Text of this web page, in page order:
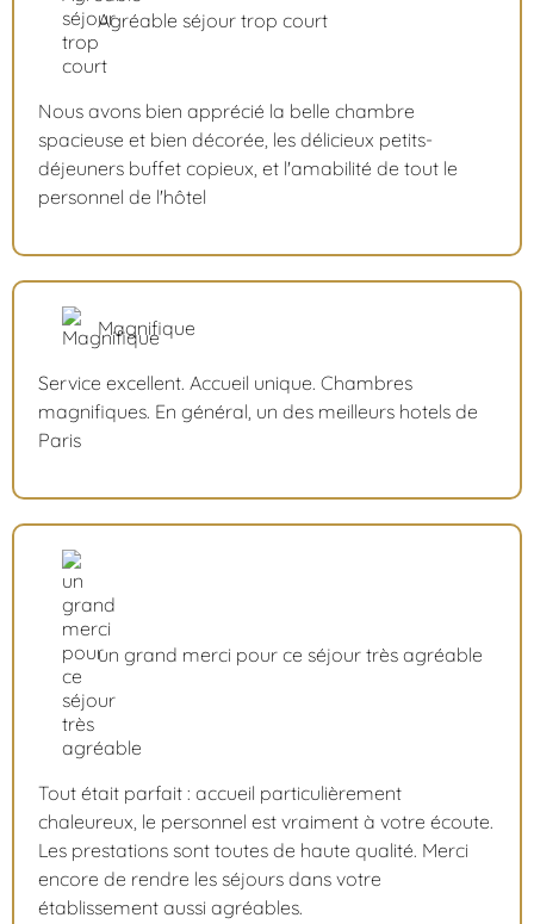
Agréable séjour trop court
Nous avons bien apprécié la belle chambre
spacieuse et bien décorée, les délicieux petits-
déjeuners buffet copieux, et l'amabilité de tout le
personnel de l'hôtel
Magnifique
Service excellent. Accueil unique. Chambres
magnifiques. En général, un des meilleurs hotels de
Paris
un grand merci pour ce séjour très agréable
Tout était parfait : accueil particulièrement
chaleureux, le personnel est vraiment à votre écoute.
Les prestations sont toutes de haute qualité. Merci
encore de rendre les séjours dans votre
établissement aussi agréables.